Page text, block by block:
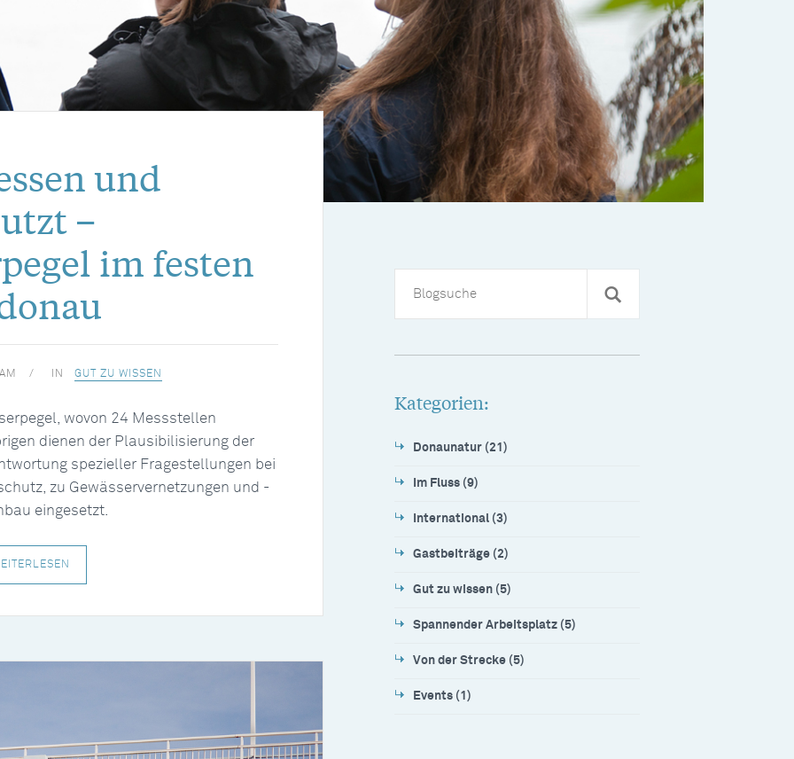
und
–
im festen
IN GUT ZU WISSEN
wovon 24 Messstellen
dienen der Plausibilisierung der
spezieller Fragestellungen bei
zu Gewässervernetzungen und -
eingesetzt.
Kategorien:
Donaunatur (21)
Im Fluss (9)
International (3)
Gastbeiträge (2)
Gut zu wissen (5)
Spannender Arbeitsplatz (5)
Von der Strecke (5)
Events (1)